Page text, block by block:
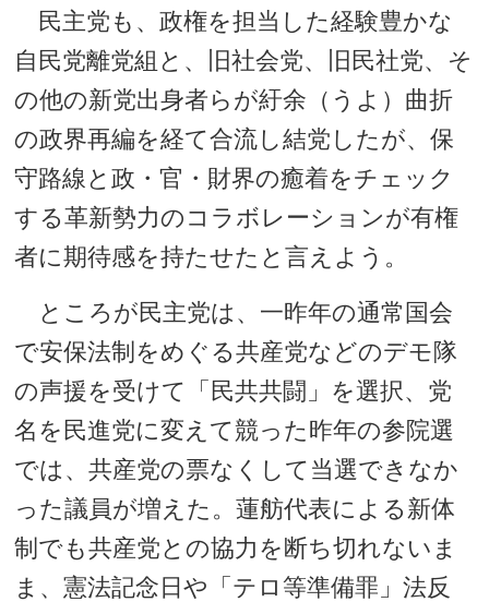
民主党も、政権を担当した経験豊かな
自民党離党組と、旧社会党、旧民社党、そ
の他の新党出身者らが紆余（うよ）曲折
の政界再編を経て合流し結党したが、保
守路線と政・官・財界の癒着をチェック
する革新勢力のコラボレーションが有権
者に期待感を持たせたと言えよう。
ところが民主党は、一昨年の通常国会
で安保法制をめぐる共産党などのデモ隊
の声援を受けて「民共共闘」を選択、党
名を民進党に変えて競った昨年の参院選
では、共産党の票なくして当選できなか
った議員が増えた。蓮舫代表による新体
制でも共産党との協力を断ち切れないま
ま、憲法記念日や「テロ等準備罪」法反